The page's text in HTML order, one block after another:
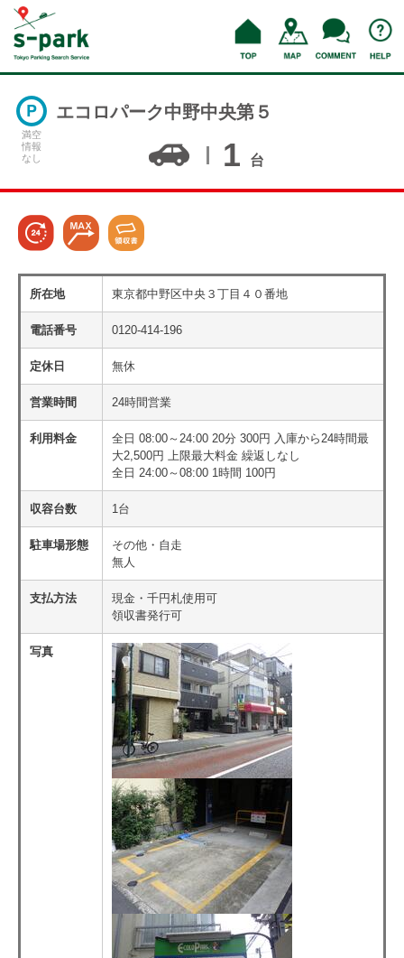
満空
情報
なし
エコロパーク中野中央第５
1 台
所在地 東京都中野区中央３丁目４０番地
電話番号 0120-414-196
定休日 無休
営業時間 24時間営業
利用料金
全日 08:00～24:00 20分 300円 入庫から24時間最
大2,500円 上限最大料金 繰返しなし
全日 24:00～08:00 1時間 100円
収容台数 1台
駐車場形態
その他・自走
無人
支払方法
現金・千円札使用可
領収書発行可
写真